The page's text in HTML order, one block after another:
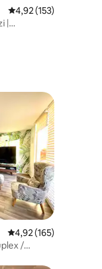
omtaler
4,92 ud af 5 i
4,92 (153)
|
omtaler
4,92 ud af 5 i
4,92 (165)
/